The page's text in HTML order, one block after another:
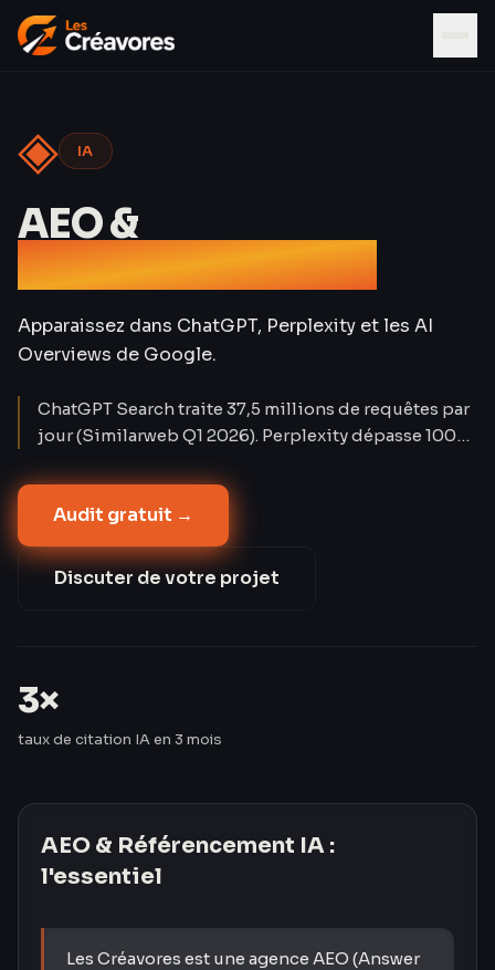
◈ IA
AEO &
Référencement IA
Apparaissez dans ChatGPT, Perplexity et les AI
Overviews de Google.
ChatGPT Search traite 37,5 millions de requêtes par
jour (Similarweb Q1 2026). Perplexity dépasse 100
classique baisse de 15 à 25 % sur les requêtes
informationnelles. Les Créavores ont triplé le taux de
citation IA de leurs clients en 3 mois — passant de 8
% à 24 %.
Audit gratuit →
Discuter de votre projet
3×
taux de citation IA en 3 mois
AEO & Référencement IA :
l'essentiel
Les Créavores est une agence AEO (Answer